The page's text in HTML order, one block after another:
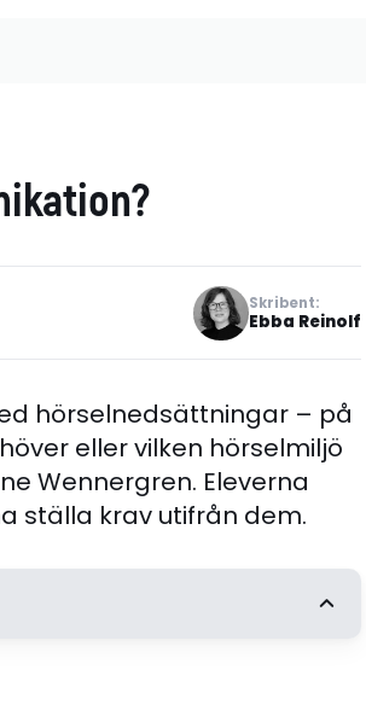
Skribent:
Ebba Reinolf
hörselnedsättningar – på
eller vilken hörselmiljö
Wennergren. Eleverna
ställa krav utifrån dem.